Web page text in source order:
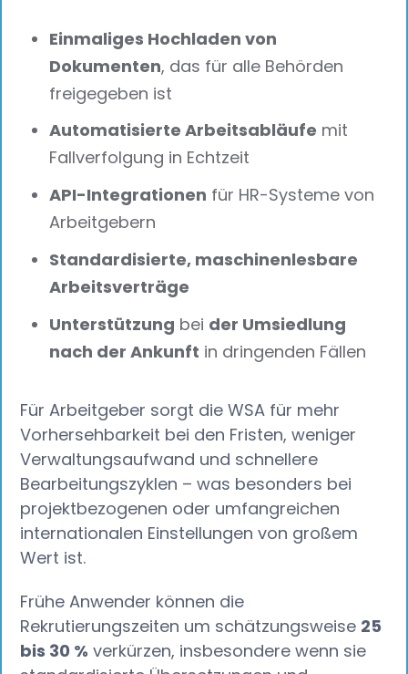
Einmaliges Hochladen von
Dokumenten, das für alle Behörden
freigegeben ist
Automatisierte Arbeitsabläufe mit
Fallverfolgung in Echtzeit
API-Integrationen für HR-Systeme von
Arbeitgebern
Standardisierte, maschinenlesbare
Arbeitsverträge
Unterstützung bei der Umsiedlung
nach der Ankunft in dringenden Fällen
Für Arbeitgeber sorgt die WSA für mehr
Vorhersehbarkeit bei den Fristen, weniger
Verwaltungsaufwand und schnellere
Bearbeitungszyklen – was besonders bei
projektbezogenen oder umfangreichen
internationalen Einstellungen von großem
Wert ist.
Frühe Anwender können die
Rekrutierungszeiten um schätzungsweise 25
bis 30 % verkürzen, insbesondere wenn sie